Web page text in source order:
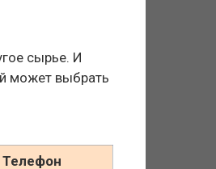
сырье. И
может выбрать
Телефон